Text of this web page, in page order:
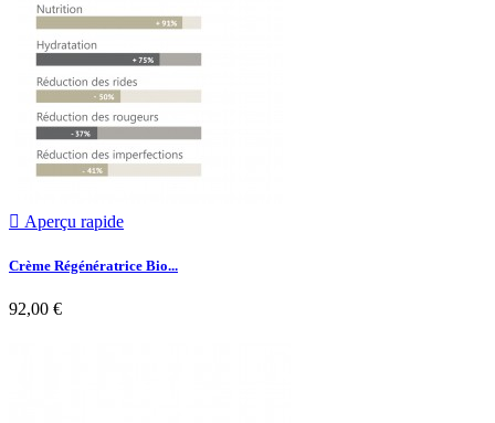
 Aperçu rapide
Crème Régénératrice Bio...
92,00 €